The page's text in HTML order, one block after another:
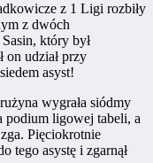
z 1 Ligi rozbiły
z dwóch
który był
on udział przy
asyst!
wygrała siódmy
podium ligowej tabeli, a
Pięciokrotnie
tego asystę i zgarnął